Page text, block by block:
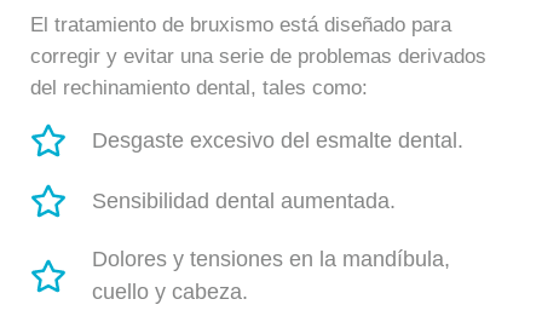
El tratamiento de bruxismo está diseñado para
corregir y evitar una serie de problemas derivados
del rechinamiento dental, tales como:
Desgaste excesivo del esmalte dental.
Sensibilidad dental aumentada.
Dolores y tensiones en la mandíbula,
cuello y cabeza.